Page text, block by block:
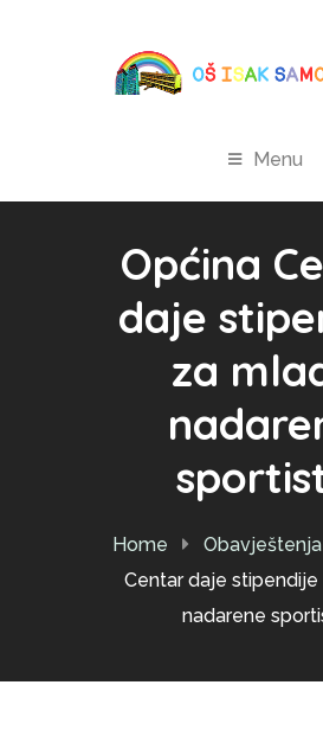
Menu
Općina
daje
za
Home Obavještenja
Centar daje
nadarene